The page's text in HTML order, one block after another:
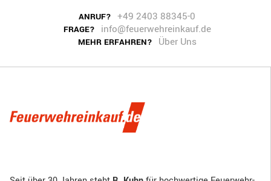
ANRUF? +49 2403 88345-0
FRAGE? info@feuerwehreinkauf.de
MEHR ERFAHREN? Über Uns